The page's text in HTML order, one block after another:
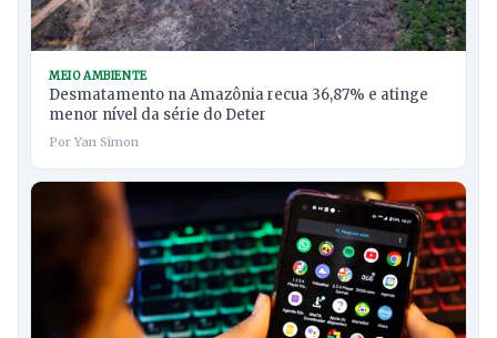
MEIO AMBIENTE
Desmatamento na Amazônia recua 36,87% e atinge
menor nível da série do Deter
Por Yan Simon